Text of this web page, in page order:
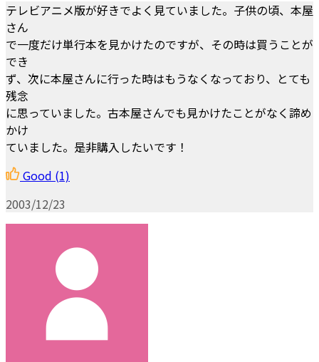
テレビアニメ版が好きでよく見ていました。子供の頃、本屋
さん
で一度だけ単行本を見かけたのですが、その時は買うことが
でき
ず、次に本屋さんに行った時はもうなくなっており、とても
残念
に思っていました。古本屋さんでも見かけたことがなく諦め
かけ
ていました。是非購入したいです！
Good (1)
2003/12/23